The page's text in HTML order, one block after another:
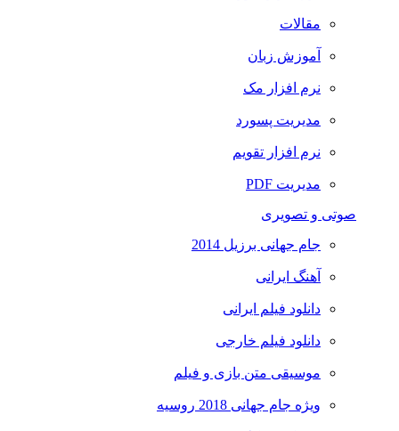
مقالات
آموزش زبان
نرم افزار مک
مدیریت پسورد
نرم افزار تقویم
مدیریت PDF
صوتی و تصویری
جام جهانی برزیل 2014
آهنگ ایرانی
دانلود فیلم ایرانی
دانلود فیلم خارجی
موسیقی متن بازی و فیلم
ویژه جام جهانی 2018 روسیه